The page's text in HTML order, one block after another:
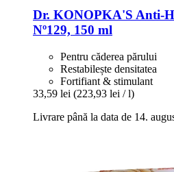
Dr. KONOPKA'S Anti-​
Nº129, 150 ml
Pentru căderea părului
Restabilește densitatea
Fortifiant & stimulant
33,59 lei (223,93 lei / l)
Livrare până la data de 14.